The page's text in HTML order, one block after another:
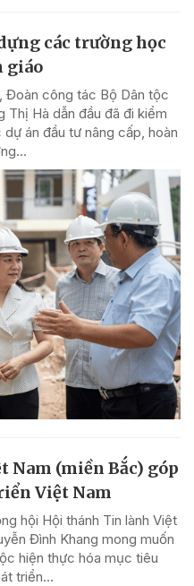
các trường học
giáo
Đoàn công tác Bộ Dân tộc
Thị Hà dẫn đầu đã đi kiểm
án đầu tư nâng cấp, hoàn
(miền Bắc) góp
Việt Nam
hội Hội thánh Tin lành Việt
Đình Khang mong muốn
hiện thực hóa mục tiêu
triển...